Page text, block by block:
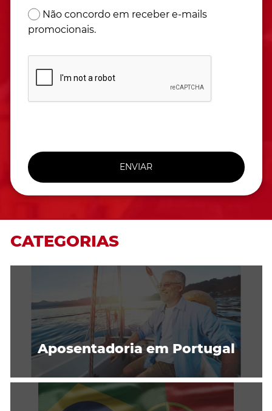
Não concordo em receber e-mails
promocionais.
ENVIAR
CATEGORIAS
Aposentadoria em Portugal